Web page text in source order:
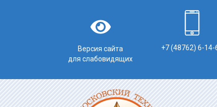
Версия сайта
для слабовидящих
+7 (48762) 6-14-